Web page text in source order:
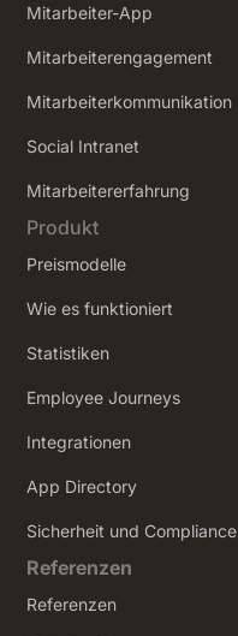
Mitarbeiter-App
Mitarbeiterengagement
Mitarbeiterkommunikation
Social Intranet
‍Mitarbeitererfahrung
Produkt
Preismodelle
Wie es funktioniert
Statistiken
Employee Journeys
Integrationen
App Directory
Sicherheit und Compliance
Referenzen
Referenzen